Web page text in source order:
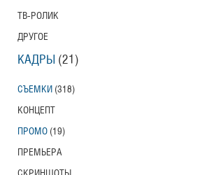
ТВ-РОЛИК
ДРУГОЕ
КАДРЫ (21)
СЪЕМКИ (318)
КОНЦЕПТ
ПРОМО (19)
ПРЕМЬЕРА